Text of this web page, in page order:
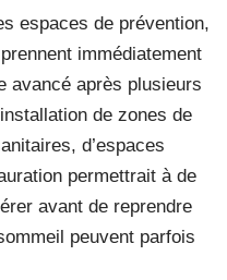
espaces de prévention,
immédiatement
avancé après plusieurs
de zones de
d’espaces
permettrait à de
avant de reprendre
peuvent parfois